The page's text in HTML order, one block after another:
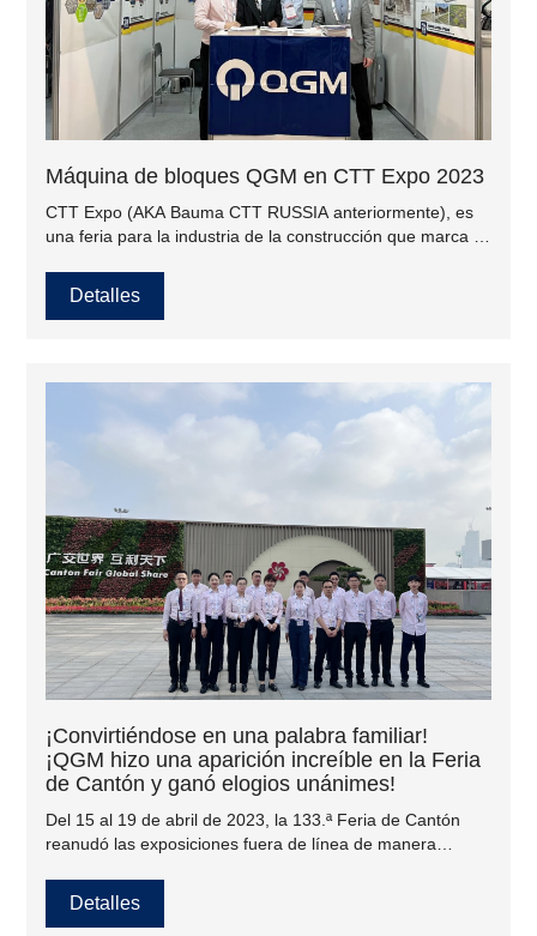
Máquina de bloques QGM en CTT Expo 2023
CTT Expo (AKA Bauma CTT RUSSIA anteriormente), es
una feria para la industria de la construcción que marca el
Proporciona una amplia gama de ideas innovadoras y
tecnología avanzada en equipos, mecánica y técnicas de
materiales de construcción, y tomadores de decisiones en
adquisiciones. Su internacionalización se ha convertido en
una plataforma de información fundamental para las
Detalles
¡Convirtiéndose en una palabra familiar!
¡QGM hizo una aparición increíble en la Feria
de Cantón y ganó elogios unánimes!
Del 15 al 19 de abril de 2023, la 133.ª Feria de Cantón
reanudó las exposiciones fuera de línea de manera
expositores han alcanzado máximos históricos. El área
total de exposición alcanzó los 1,5 millones de metros
Detalles